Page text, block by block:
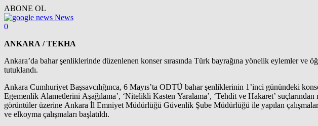
ABONE OL
News
0
ANKARA / TEKHA
Ankara’da bahar şenliklerinde düzenlenen konser sırasında Türk bayrağına yönelik eylemler ve
tutuklandı.
Ankara Cumhuriyet Başsavcılığınca, 6 Mayıs’ta ODTÜ bahar şenliklerinin 1’inci günündeki
Egemenlik Alametlerini Aşağılama’, ‘Nitelikli Kasten Yaralama’, ‘Tehdit ve Hakaret’ suçlarından
görüntüler üzerine Ankara İl Emniyet Müdürlüğü Güvenlik Şube Müdürlüğü ile yapılan
ve elkoyma çalışmaları başlatıldı.